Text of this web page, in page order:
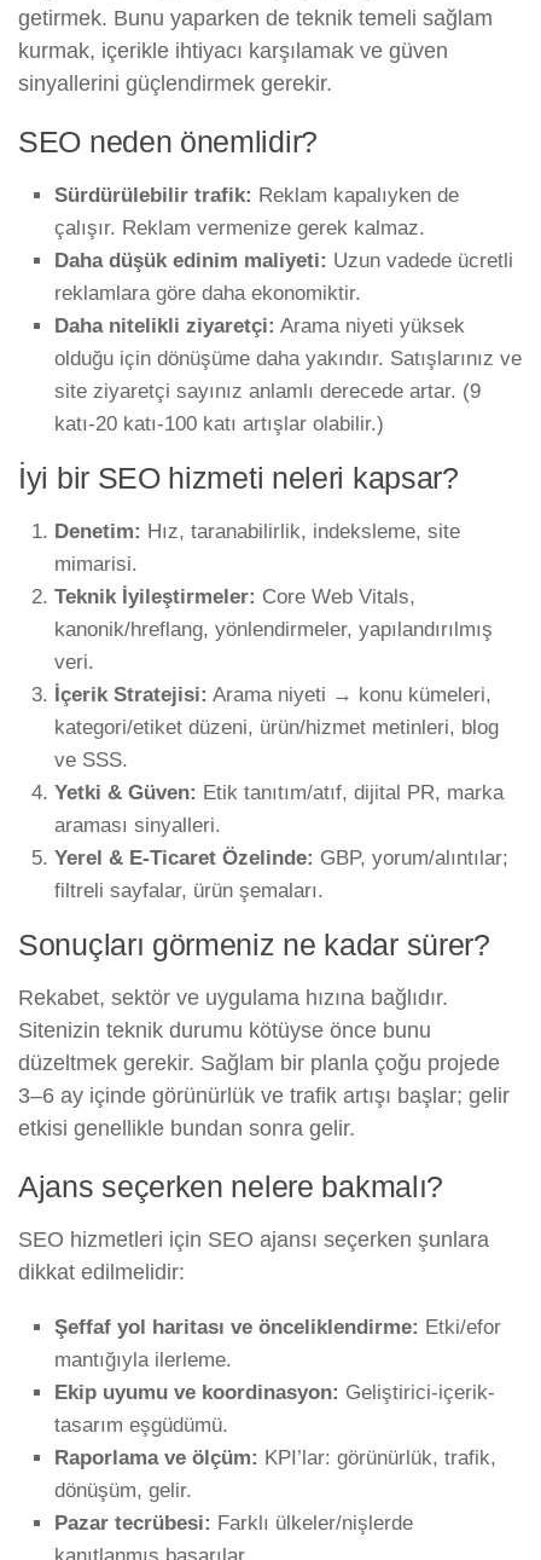
getirmek. Bunu yaparken de teknik temeli sağlam
kurmak, içerikle ihtiyacı karşılamak ve güven
sinyallerini güçlendirmek gerekir.
SEO neden önemlidir?
Sürdürülebilir trafik: Reklam kapalıyken de
çalışır. Reklam vermenize gerek kalmaz.
Daha düşük edinim maliyeti: Uzun vadede ücretli
reklamlara göre daha ekonomiktir.
Daha nitelikli ziyaretçi: Arama niyeti yüksek
olduğu için dönüşüme daha yakındır. Satışlarınız ve
site ziyaretçi sayınız anlamlı derecede artar. (9
katı-20 katı-100 katı artışlar olabilir.)
İyi bir SEO hizmeti neleri kapsar?
Denetim: Hız, taranabilirlik, indeksleme, site
mimarisi.
Teknik İyileştirmeler: Core Web Vitals,
kanonik/hreflang, yönlendirmeler, yapılandırılmış
veri.
İçerik Stratejisi: Arama niyeti → konu kümeleri,
kategori/etiket düzeni, ürün/hizmet metinleri, blog
ve SSS.
Yetki & Güven: Etik tanıtım/atıf, dijital PR, marka
araması sinyalleri.
Yerel & E-Ticaret Özelinde: GBP, yorum/alıntılar;
filtreli sayfalar, ürün şemaları.
Sonuçları görmeniz ne kadar sürer?
Rekabet, sektör ve uygulama hızına bağlıdır.
Sitenizin teknik durumu kötüyse önce bunu
düzeltmek gerekir. Sağlam bir planla çoğu projede
3–6 ay içinde görünürlük ve trafik artışı başlar; gelir
etkisi genellikle bundan sonra gelir.
Ajans seçerken nelere bakmalı?
SEO hizmetleri için SEO ajansı seçerken şunlara
dikkat edilmelidir:
Şeffaf yol haritası ve önceliklendirme: Etki/efor
mantığıyla ilerleme.
Ekip uyumu ve koordinasyon: Geliştirici-içerik-
tasarım eşgüdümü.
Raporlama ve ölçüm: KPI’lar: görünürlük, trafik,
dönüşüm, gelir.
Pazar tecrübesi: Farklı ülkeler/nişlerde